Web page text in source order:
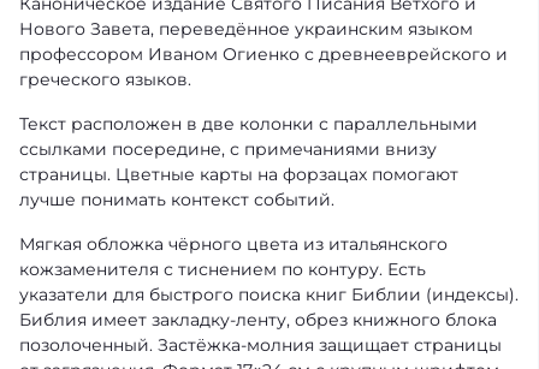
Нового Завета, переведённое украинским языком
профессором Иваном Огиенко с древнееврейского и
греческого языков.
Текст расположен в две колонки с параллельными
ссылками посередине, с примечаниями внизу
страницы. Цветные карты на форзацах помогают
лучше понимать контекст событий.
Мягкая обложка чёрного цвета из итальянского
кожзаменителя с тиснением по контуру. Есть
указатели для быстрого поиска книг Библии (индексы).
Библия имеет закладку-ленту, обрез книжного блока
позолоченный. Застёжка-молния защищает страницы